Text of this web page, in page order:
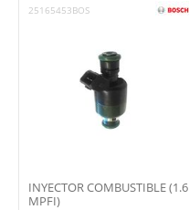
25165453BOS
INYECTOR COMBUSTIBLE (1.6
MPFI)